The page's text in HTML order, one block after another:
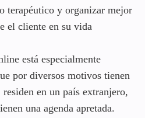
terapéutico y organizar mejor
el cliente en su vida
está especialmente
por diversos motivos tienen
en un país extranjero,
una agenda apretada.